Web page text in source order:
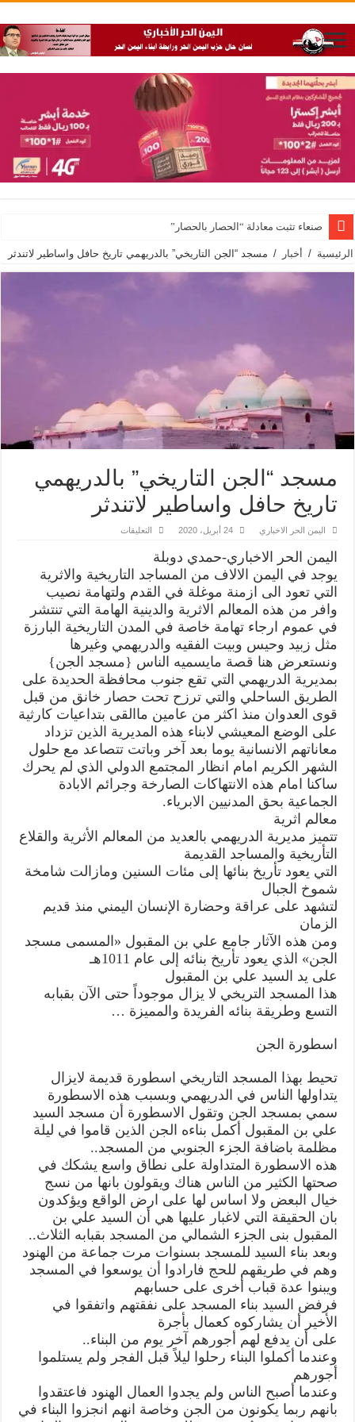
صنعاء تثبت معادلة “الحصار بالحصار”
الرئيسية / أخبار / مسجد “الجن التاريخي” بالدريهمي تاريخ حافل واساطير لاتندثر
مسجد “الجن التاريخي” بالدريهمي
تاريخ حافل واساطير لاتندثر
اليمن الحر الاخباري 24 أبريل، 2020 التعليقات
بالدريهمي
تاريخ
حافل
واساطير
لاتندثر
مغلقة
اليمن الحر الاخباري-حمدي دوبلة
يوجد في اليمن الالاف من المساجد التاريخية والاثرية
التي تعود الى ازمنة موغلة في القدم ولتهامة نصيب
وافر من هذه المعالم الاثرية والدينية الهامة التي تنتشر
في عموم ارجاء تهامة خاصة في المدن التاريخية البارزة
مثل زبيد وحيس وبيت الفقيه والدريهمي وغيرها
ونستعرض هنا قصة مايسميه الناس {مسجد الجن}
بمديرية الدريهمي التي تقع جنوب محافظة الحديدة على
الطريق الساحلي والتي ترزح تحت حصار خانق من قبل
قوى العدوان منذ اكثر من عامين ماالقى بتداعيات كارثية
على الوضع المعيشي لابناء هذه المديرية الذين تزداد
معاناتهم الانسانية يوما بعد آخر وباتت تتصاعد مع حلول
الشهر الكريم امام انظار المجتمع الدولي الذي لم يحرك
ساكنا امام هذه الانتهاكات الصارخة وجرائم الابادة
الجماعية بحق المدنيين الابرياء.
معالم اثرية
تتميز مديرية الدريهمي بالعديد من المعالم الأثرية والقلاع
التأريخية والمساجد القديمة
التي يعود تأريخ بنائها إلى مئات السنين ومازالت شامخة
شموخ الجبال
لتشهد على عراقة وحضارة الإنسان اليمني منذ قديم
الزمان
ومن هذه الآثار جامع علي بن المقبول «المسمى مسجد
الجن» الذي يعود تأريخ بنائه إلى عام 1011هـ
على يد السيد علي بن المقبول
هذا المسجد التريخي لا يزال موجوداً حتى الآن بقبابه
التسع وطريقة بنائه الفريدة والمميزة …
اسطورة الجن
تحيط بهذا المسجد التاريخي اسطورة قديمة لايزال
يتداولها الناس في الدريهمي وبسبب هذه الاسطورة
سمي بمسجد الجن وتقول الاسطورة أن مسجد السيد
علي بن المقبول أكمل بناءه الجن الذين قاموا في ليلة
مظلمة باضافة الجزء الجنوبي من المسجد..
هذه الاسطورة المتداولة على نطاق واسع يشكك في
صحتها الكثير من الناس هناك ويقولون بانها من نسج
خيال البعض ولا اساس لها على ارض الواقع ويؤكدون
بان الحقيقة التي لاغبار عليها هي أن السيد علي بن
المقبول بنى الجزء الشمالي من المسجد بقبابه الثلاث..
وبعد بناء السيد للمسجد بسنوات مرت جماعة من الهنود
وهم في طريقهم للحج فارادوا أن يوسعوا في المسجد
ويبنوا عدة قباب أخرى على حسابهم
فرفض السيد بناء المسجد على نفقتهم واتفقوا في
الأخير أن يشاركوه كعمال بأجرة
على أن يدفع لهم أجورهم آخر يوم من البناء..
وعندما أكملوا البناء رحلوا ليلاً قبل الفجر ولم يستلموا
أجورهم
وعندما أصبح الناس ولم يجدوا العمال الهنود فاعتقدوا
بانهم ربما يكونون من الجن وخاصة انهم انجزوا البناء في